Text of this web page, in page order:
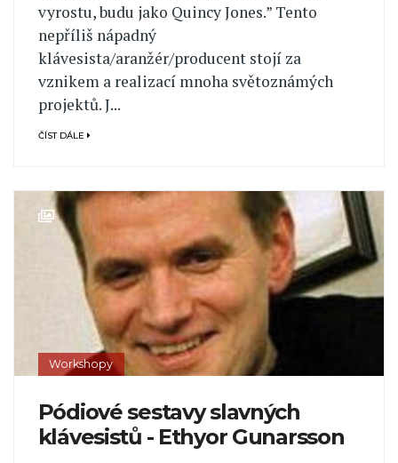
vyrostu, budu jako Quincy Jones.” Tento
nepříliš nápadný
klávesista/aranžér/producent stojí za
vznikem a realizací mnoha světoznámých
projektů. J...
ČÍST DÁLE
Workshopy
Pódiové sestavy slavných
klávesistů - Ethyor Gunarsson